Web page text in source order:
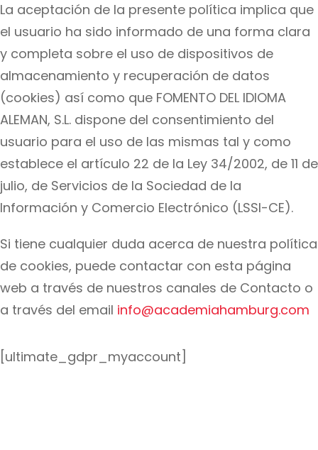
La aceptación de la presente política implica que
el usuario ha sido informado de una forma clara
y completa sobre el uso de dispositivos de
almacenamiento y recuperación de datos
(cookies) así como que FOMENTO DEL IDIOMA
ALEMAN, S.L. dispone del consentimiento del
usuario para el uso de las mismas tal y como
establece el artículo 22 de la Ley 34/2002, de 11 de
julio, de Servicios de la Sociedad de la
Información y Comercio Electrónico (LSSI-CE).
Si tiene cualquier duda acerca de nuestra política
de cookies, puede contactar con esta página
web a través de nuestros canales de Contacto o
a través del email info@academiahamburg.com
[ultimate_gdpr_myaccount]